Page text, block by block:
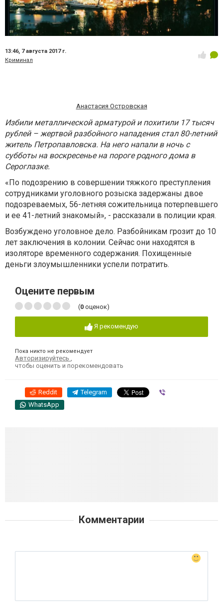
13:46, 7 августа 2017 г.
Криминал
Анастасия Островская
Избили металлической арматурой и похитили 17 тысяч
рублей – жертвой разбойного нападения стал 80-летний
житель Петропавловска. На него напали в ночь с
субботы на воскресенье на пороге родного дома в
Сероглазке.
«По подозрению в совершении тяжкого преступления
сотрудниками уголовного розыска задержаны двое
подозреваемых, 56-летняя сожительница потерпевшего
и ее 41-летний знакомый», - рассказали в полиции края.
Возбуждено уголовное дело. Разбойникам грозит до 10
лет заключения в колонии. Сейчас они находятся в
изоляторе временного содержания. Похищенные
деньги злоумышленники успели потратить.
Оцените первым
(0 оценок)
Я рекомендую
Пока никто не рекомендует
Авторизируйтесь ,
чтобы оценить и порекомендовать
Reddit Telegram
WhatsApp
Комментарии